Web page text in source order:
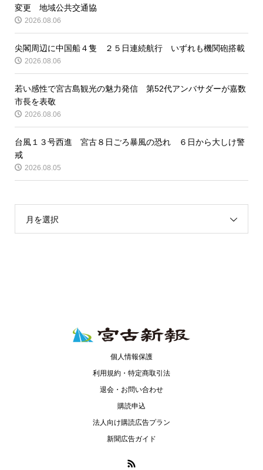
変更 地域公共交通協
2026.08.06
尖閣周辺に中国船４隻 ２５日連続航行 いずれも機関砲搭載
2026.08.06
若い感性で宮古島観光の魅力発信 第52代アンバサダーが嘉数
市長を表敬
2026.08.06
台風１３号西進 宮古８日ごろ暴風の恐れ ６日から大しけ警
戒
2026.08.05
月を選択
個人情報保護
利用規約・特定商取引法
退会・お問い合わせ
購読申込
法人向け購読広告プラン
新聞広告ガイド